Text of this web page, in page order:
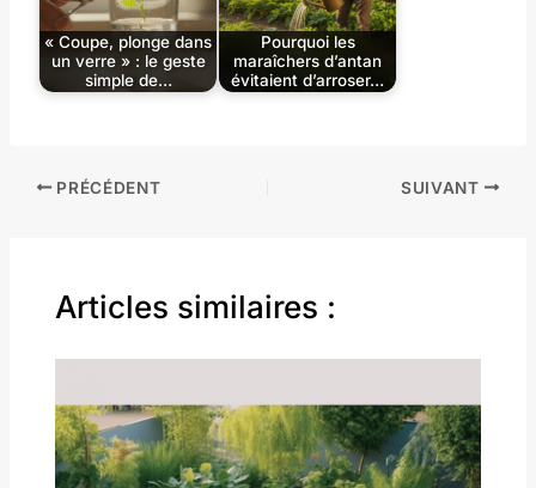
« Coupe, plonge dans
un verre » : le geste
simple de…
Pourquoi les
maraîchers d’antan
évitaient d’arroser…
PRÉCÉDENT SUIVANT
Articles similaires :